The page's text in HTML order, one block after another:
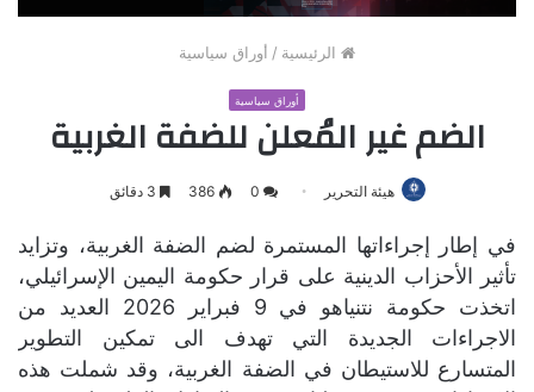
الرئيسية / أوراق سياسية
أوراق سياسية
الضم غير المُعلن للضفة الغربية
هيئة التحرير 0
386
في إطار إجراءاتها المستمرة لضم الضفة الغربية، وتزايد
تأثير الأحزاب الدينية على قرار حكومة اليمين الإسرائيلي،
اتخذت حكومة نتنياهو في 9 فبراير 2026 العديد من
الاجراءات الجديدة التي تهدف الى تمكين التطوير
المتسارع للاستيطان في الضفة الغربية، وقد شملت هذه